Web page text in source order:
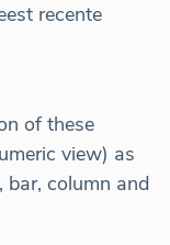
recente
of these
view) as
bar, column and